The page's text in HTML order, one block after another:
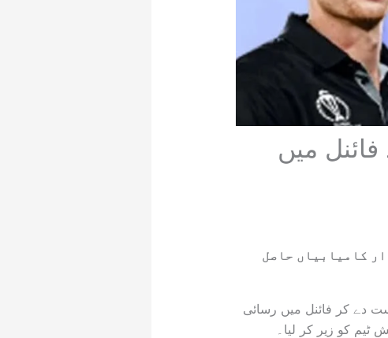
لینڈ فائنل میں
شاندار کامیابیاں حاصل
دے کر فائنل میں رسائی
کو زیر کر لیا۔